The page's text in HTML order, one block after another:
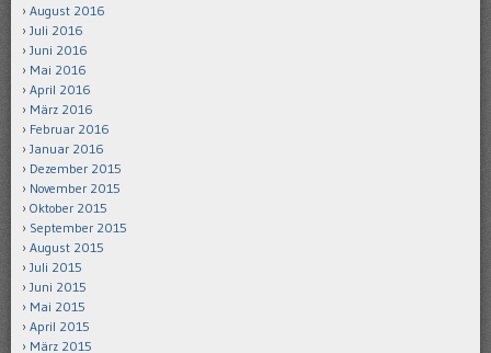
August 2016
Juli 2016
Juni 2016
Mai 2016
April 2016
März 2016
Februar 2016
Januar 2016
Dezember 2015
November 2015
Oktober 2015
September 2015
August 2015
Juli 2015
Juni 2015
Mai 2015
April 2015
März 2015